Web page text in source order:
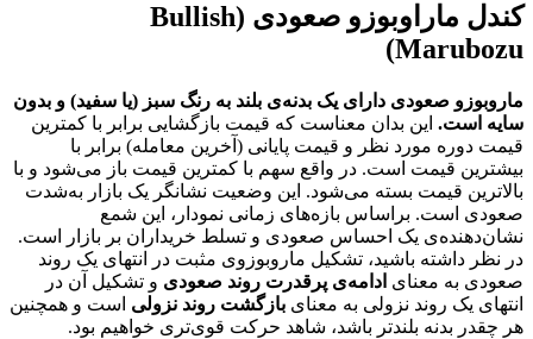
کندل ماراوبوزو صعودی (Bullish
Marubozu)
ماروبوزو صعودی دارای یک بدنه‌ی بلند به رنگ سبز (یا سفید) و بدون
سایه است. این بدان معناست که قیمت بازگشایی برابر با کمترین
قیمت دوره مورد نظر و قیمت پایانی (آخرین معامله) برابر با
بیشترین قیمت است. در واقع سهم با کمترین قیمت باز می‌شود و با
بالاترین قیمت بسته می‌شود. این وضعیت نشانگر یک بازار به‌شدت
صعودی است. براساس بازه‌های زمانی نمودار، این شمع
نشان‌دهنده‌ی یک احساس صعودی و تسلط خریداران بر بازار است.
در نظر داشته باشید، تشکیل ماروبوزوی مثبت در انتهای یک روند
صعودی به معنای ادامه‌ی پر‌قدرت روند صعودی و تشکیل آن در
انتهای یک روند نزولی به معنای بازگشت روند نزولی است و همچنین
هر چقدر بدنه بلندتر باشد، شاهد حرکت قوی‌تری خواهیم بود.